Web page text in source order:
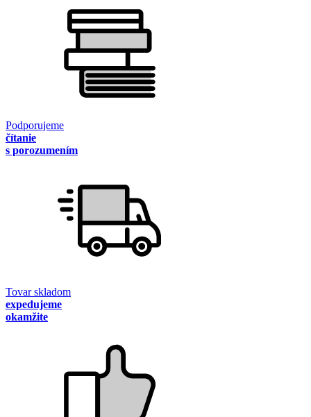
Podporujeme
čítanie
s porozumením
Tovar skladom
expedujeme
okamžite